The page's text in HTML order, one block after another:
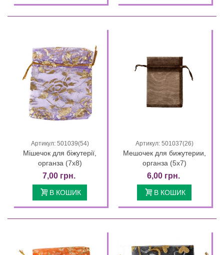
Артикул: 501039(54)
Мішечок для біжутерії,
органза (7х8)
7,00 грн.
В КОШИК
Артикул: 501037(26)
Мешочек для бижутерии,
органза (5х7)
6,00 грн.
В КОШИК